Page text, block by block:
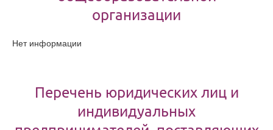
организации
Нет информации
Перечень юридических лиц и
индивидуальных